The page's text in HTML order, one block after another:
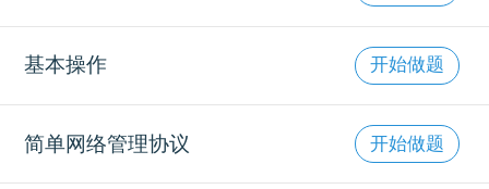
基本操作 开始做题
简单网络管理协议 开始做题